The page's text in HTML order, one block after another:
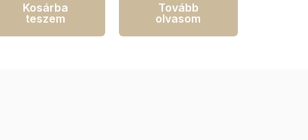
Kosárba
teszem
Tovább
olvasom